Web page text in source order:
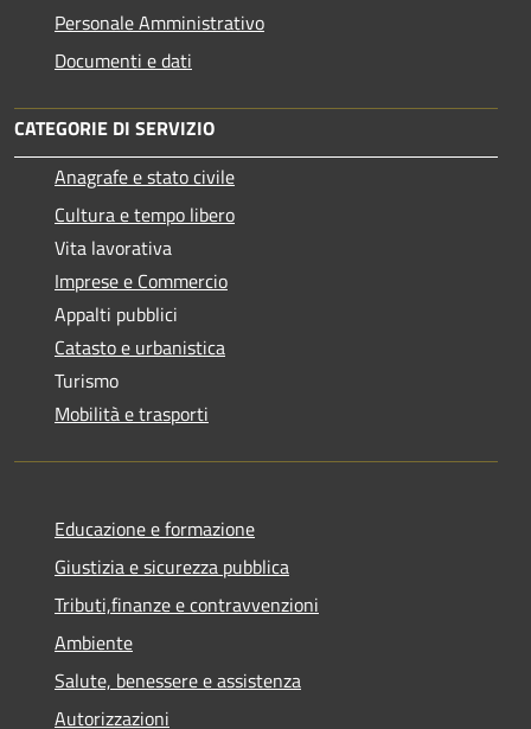
Personale Amministrativo
Documenti e dati
CATEGORIE DI SERVIZIO
Anagrafe e stato civile
Cultura e tempo libero
Vita lavorativa
Imprese e Commercio
Appalti pubblici
Catasto e urbanistica
Turismo
Mobilità e trasporti
Educazione e formazione
Giustizia e sicurezza pubblica
Tributi,finanze e contravvenzioni
Ambiente
Salute, benessere e assistenza
Autorizzazioni